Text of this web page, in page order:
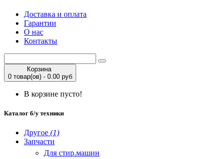
Доставка и оплата
Гарантии
О нас
Контакты
Корзина
0 товар(ов) - 0.00 руб
В корзине пусто!
Каталог б/у техники
Другое (1)
Запчасти
Для стир.машин